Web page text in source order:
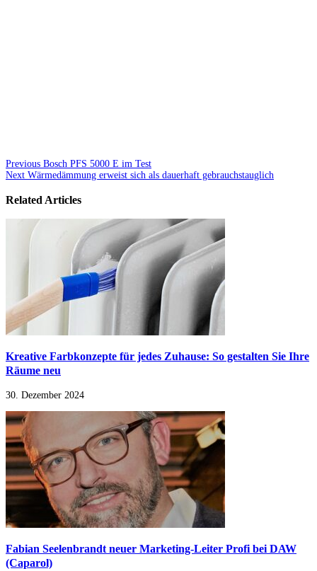
Previous Bosch PFS 5000 E im Test
Next Wärmedämmung erweist sich als dauerhaft gebrauchstauglich
Related Articles
Kreative Farbkonzepte für jedes Zuhause: So gestalten Sie Ihre
Räume neu
30. Dezember 2024
Fabian Seelenbrandt neuer Marketing-Leiter Profi bei DAW
(Caparol)